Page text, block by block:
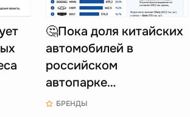
🤔Пока доля китайских
автомобилей в
российском
автопарке…
БРЕНДЫ